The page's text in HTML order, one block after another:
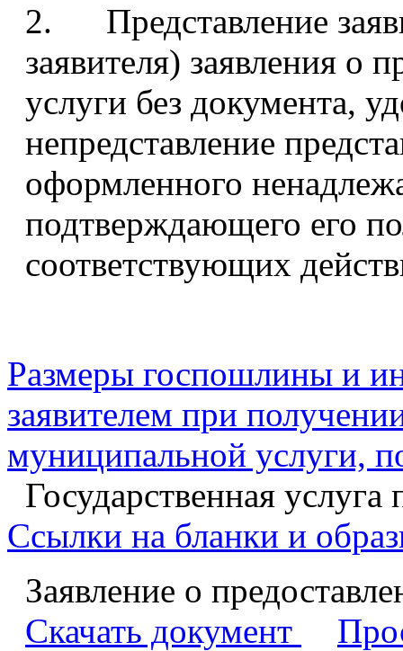
2. Представление
заявителя) заявления о
услуги без документа,
непредставление
оформленного
подтверждающего его
соответствующих
Размеры госпошлины и
заявителем при
муниципальной услуги,
Государственная услуга
Ссылки на бланки и
Заявление о
Скачать документ